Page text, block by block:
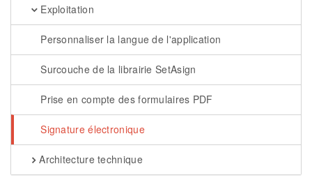
Exploitation
Personnaliser la langue de l'application
Surcouche de la librairie SetAsign
Prise en compte des formulaires PDF
Signature électronique
Architecture technique